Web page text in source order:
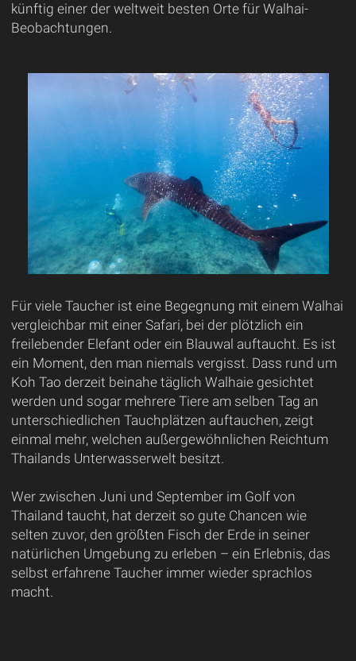
künftig einer der weltweit besten Orte für Walhai-
Beobachtungen.
Für viele Taucher ist eine Begegnung mit einem Walhai
vergleichbar mit einer Safari, bei der plötzlich ein
freilebender Elefant oder ein Blauwal auftaucht. Es ist
ein Moment, den man niemals vergisst. Dass rund um
Koh Tao derzeit beinahe täglich Walhaie gesichtet
werden und sogar mehrere Tiere am selben Tag an
unterschiedlichen Tauchplätzen auftauchen, zeigt
einmal mehr, welchen außergewöhnlichen Reichtum
Thailands Unterwasserwelt besitzt.
Wer zwischen Juni und September im Golf von
Thailand taucht, hat derzeit so gute Chancen wie
selten zuvor, den größten Fisch der Erde in seiner
natürlichen Umgebung zu erleben – ein Erlebnis, das
selbst erfahrene Taucher immer wieder sprachlos
macht.